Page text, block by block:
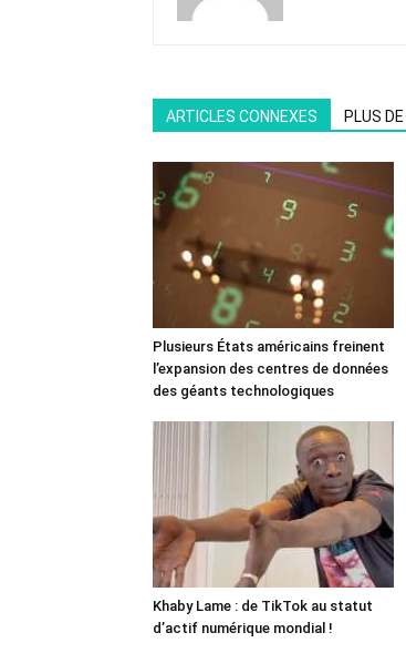
ARTICLES CONNEXES PLUS
Plusieurs États américains freinent
l’expansion des centres de données
des géants technologiques
Khaby Lame : de TikTok au statut
d’actif numérique mondial !